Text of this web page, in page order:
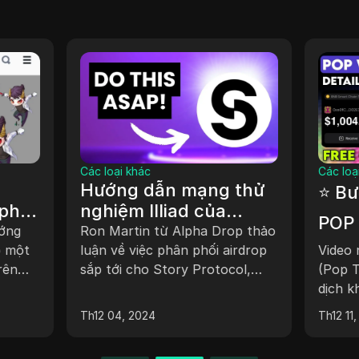
la
một
Các loại khác
Hướng dẫn mạng thử
nghiệm Illiad của
Story Protocol (Sớm
NHƯNG ĐO THỜI
GIAN)
Ron Martin từ Alpha Drop thảo
luận về việc phân phối airdrop
sắp tới cho Story Protocol,
riêng để giải quyết các vấn đề
về sở hữu trí tuệ. Gần đây, giao
Th12 04, 2024
Các
⭐
POP ⭐ $PPT
liệt
Video
(Pop
dịch
đề
nhật
Th12